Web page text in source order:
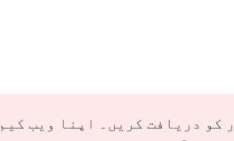
کو دریافت کریں۔ اپنا ویب